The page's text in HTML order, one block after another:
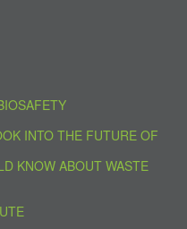
INTO THE FUTURE OF
KNOW ABOUT WASTE